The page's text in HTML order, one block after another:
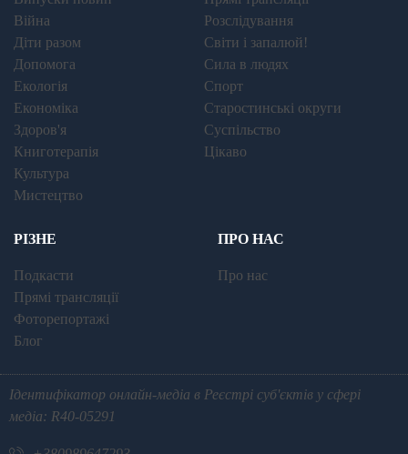
Війна
Діти разом
Допомога
Екологія
Економіка
Здоров'я
Книготерапія
Культура
Мистецтво
Розслідування
Світи і запалюй!
Сила в людях
Спорт
Старостинські округи
Суспільство
Цікаво
РІЗНЕ
Подкасти
Прямі трансляції
Фоторепортажі
Блог
ПРО НАС
Про нас
Ідентифікатор онлайн-медіа в Реєстрі суб'єктів у сфері
медіа: R40-05291